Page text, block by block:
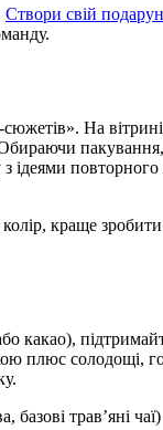
Створи свій
На
ідеями
краще
какао),
плюс солодощі,
базові трав’яні